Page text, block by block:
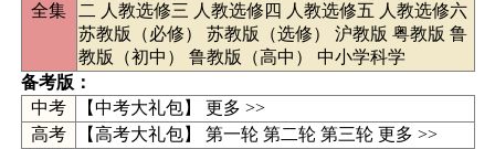
全集
二 人教选修三 人教选修四 人教选修五 人教选修六
苏教版（必修）
苏教版（选修） 沪教版 粤教版 鲁
教版（初中）
鲁教版（高中）
中小学科学
备考版：
中考
【中考大礼包】 更多 >>
高考
【高考大礼包】 第一轮 第二轮 第三轮 更多 >>